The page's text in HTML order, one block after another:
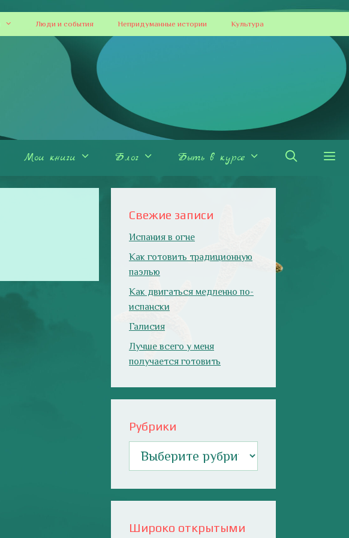
Люди и события Непридуманные истории Культура
Мои книги Блог Быть в курсе
Свежие записи
Испания в огне
Как готовить традиционную
паэлью
Как двигаться медленно по-
испански
Галисия
Лучше всего у меня
получается готовить
Рубрики
Широко открытыми